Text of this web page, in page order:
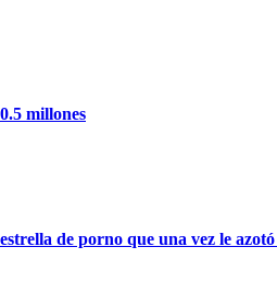
millones
de porno que una vez le